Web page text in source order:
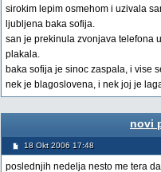
sirokim lepim osmehom i uzivala
ljubljena baka sofija.
san je prekinula zvonjava telefona
plakala.
baka sofija je sinoc zaspala, i vise
nek je blagoslovena, i nek joj je
novi
18 Okt 2006 17:48
poslednjih nedelja nesto me tera